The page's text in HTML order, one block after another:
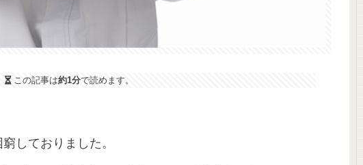
この記事は約1分で読めます。
しておりました。